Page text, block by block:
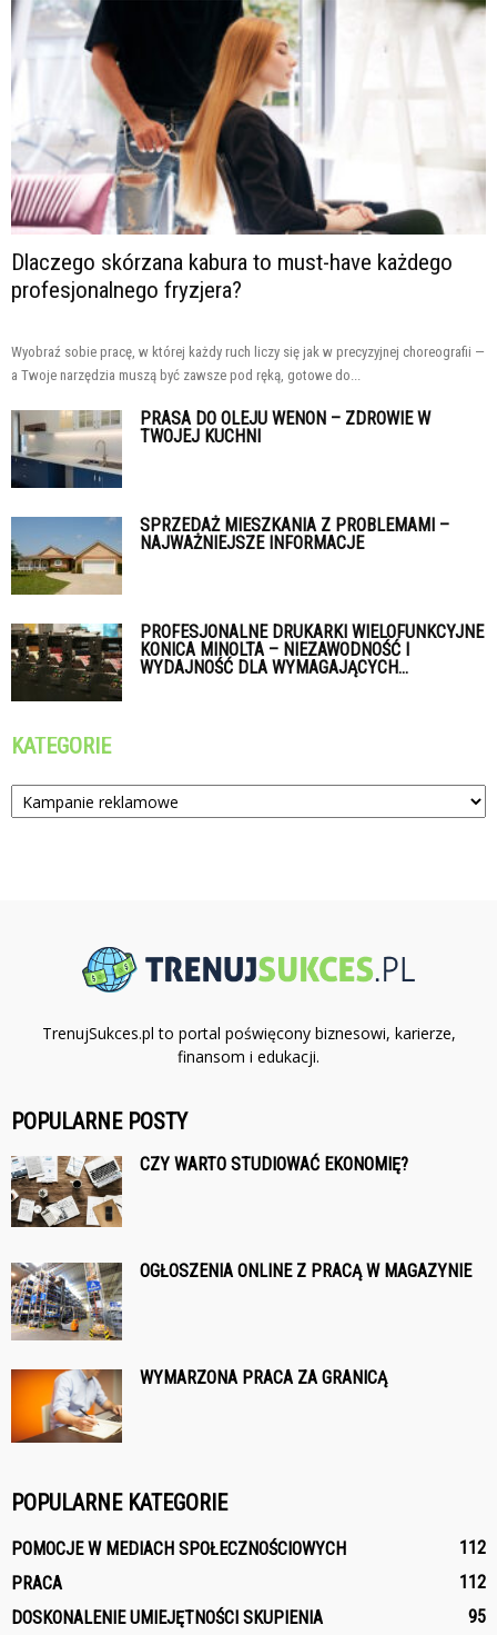
Dlaczego skórzana kabura to must-have każdego
profesjonalnego fryzjera?
Wyobraź sobie pracę, w której każdy ruch liczy się jak w precyzyjnej choreografii —
a Twoje narzędzia muszą być zawsze pod ręką, gotowe do...
PRASA DO OLEJU WENON – ZDROWIE W
TWOJEJ KUCHNI
SPRZEDAŻ MIESZKANIA Z PROBLEMAMI –
NAJWAŻNIEJSZE INFORMACJE
PROFESJONALNE DRUKARKI WIELOFUNKCYJNE
KONICA MINOLTA – NIEZAWODNOŚĆ I
WYDAJNOŚĆ DLA WYMAGAJĄCYCH...
KATEGORIE
Kategorie
TrenujSukces.pl to portal poświęcony biznesowi, karierze,
finansom i edukacji.
POPULARNE POSTY
CZY WARTO STUDIOWAĆ EKONOMIĘ?
OGŁOSZENIA ONLINE Z PRACĄ W MAGAZYNIE
WYMARZONA PRACA ZA GRANICĄ
POPULARNE KATEGORIE
POMOCJE W MEDIACH SPOŁECZNOŚCIOWYCH
112
PRACA
112
DOSKONALENIE UMIEJĘTNOŚCI SKUPIENIA
95